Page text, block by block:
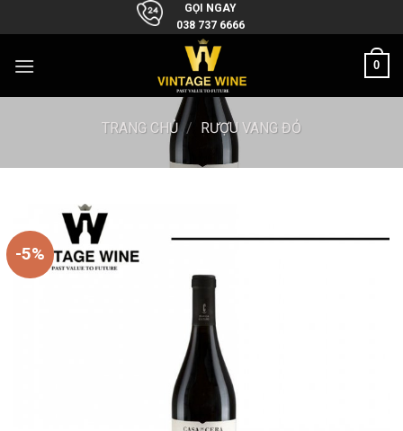
to
GỌI NGAY
038 737 6666
0
TRANG CHỦ / RƯỢU VANG ĐỎ
-5%